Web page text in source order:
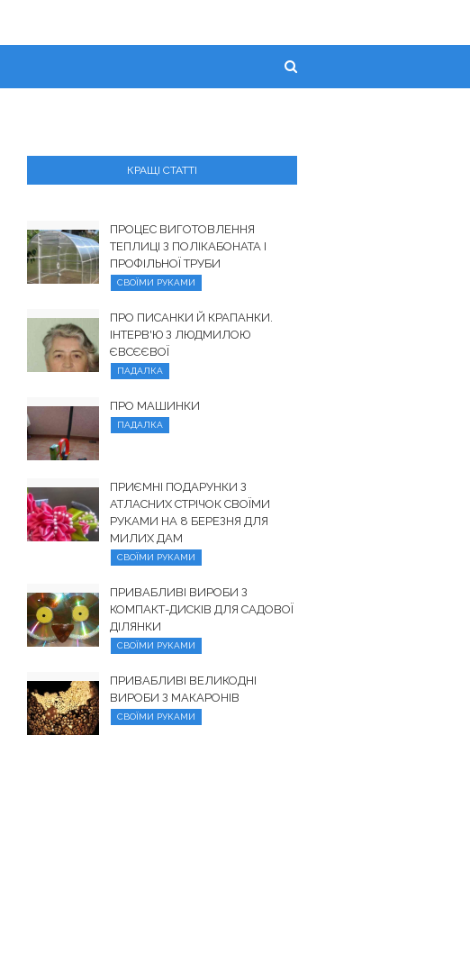
КРАЩІ СТАТТІ
ПРОЦЕС ВИГОТОВЛЕННЯ
ТЕПЛИЦІ З ПОЛІКАБОНАТА І
ПРОФІЛЬНОЇ ТРУБИ
СВОЇМИ РУКАМИ
ПРО ПИСАНКИ Й КРАПАНКИ.
ІНТЕРВ'Ю З ЛЮДМИЛОЮ
ЄВСЄЄВОЇ
ПАДАЛКА
ПРО МАШИНКИ
ПАДАЛКА
ПРИЄМНІ ПОДАРУНКИ З
АТЛАСНИХ СТРІЧОК СВОЇМИ
РУКАМИ НА 8 БЕРЕЗНЯ ДЛЯ
МИЛИХ ДАМ
СВОЇМИ РУКАМИ
ПРИВАБЛИВІ ВИРОБИ З
КОМПАКТ-ДИСКІВ ДЛЯ САДОВОЇ
ДІЛЯНКИ
СВОЇМИ РУКАМИ
ПРИВАБЛИВІ ВЕЛИКОДНІ
ВИРОБИ З МАКАРОНІВ
СВОЇМИ РУКАМИ